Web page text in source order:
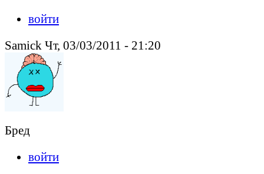
войти
Samick Чт, 03/03/2011 - 21:20
Бред
войти